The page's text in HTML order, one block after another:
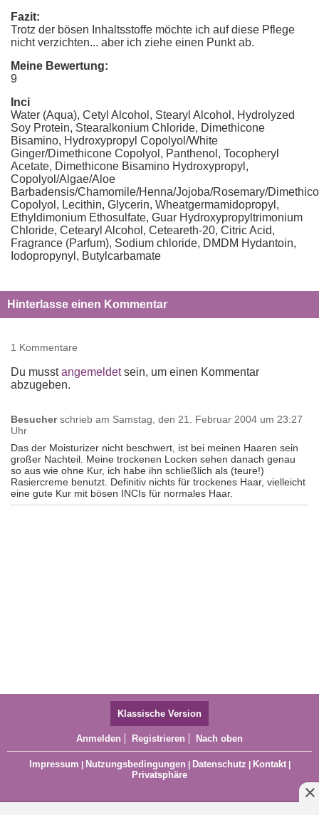
Fazit:
Trotz der bösen Inhaltsstoffe möchte ich auf diese Pflege
nicht verzichten... aber ich ziehe einen Punkt ab.
Meine Bewertung:
9
Inci
Water (Aqua), Cetyl Alcohol, Stearyl Alcohol, Hydrolyzed
Soy Protein, Stearalkonium Chloride, Dimethicone
Bisamino, Hydroxypropyl Copolyol/White
Ginger/Dimethicone Copolyol, Panthenol, Tocopheryl
Acetate, Dimethicone Bisamino Hydroxypropyl,
Copolyol/Algae/Aloe
Barbadensis/Chamomile/Henna/Jojoba/Rosemary/
Copolyol, Lecithin, Glycerin, Wheatgermamidopropyl,
Ethyldimonium Ethosulfate, Guar Hydroxypropyltrimonium
Chloride, Cetearyl Alcohol, Ceteareth-20, Citric Acid,
Fragrance (Parfum), Sodium chloride, DMDM Hydantoin,
Iodopropynyl, Butylcarbamate
Hinterlasse einen Kommentar
1 Kommentare
Du musstangemeldetsein, um einen Kommentar
abzugeben.
Besucher schrieb am Samstag, den 21. Februar 2004 um 23:27
Uhr
Das der Moisturizer nicht beschwert, ist bei meinen Haaren sein
großer Nachteil. Meine trockenen Locken sehen danach genau
so aus wie ohne Kur, ich habe ihn schließlich als (teure!)
Rasiercreme benutzt. Definitiv nichts für trockenes Haar, vielleicht
eine gute Kur mit bösen INCIs für normales Haar.
Klassische Version
Anmelden Registrieren Nach oben
Impressum Nutzungsbedingungen Datenschutz Kontakt|
Privatsphäre